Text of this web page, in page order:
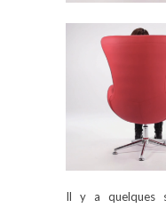
Il y a quelques